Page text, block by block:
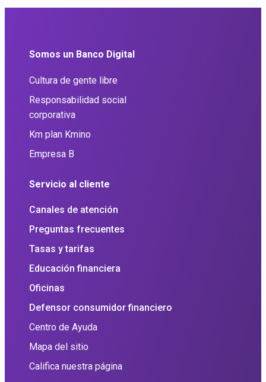
Somos un Banco Digital
Cultura de gente libre
Responsabilidad social
corporativa
Km plan Kmino
Empresa B
Servicio al cliente
Canales de atención
Preguntas frecuentes
Tasas y tarifas
Educación financiera
Oficinas
Defensor consumidor financiero
Centro de Ayuda
Mapa del sitio
Califica nuestra página